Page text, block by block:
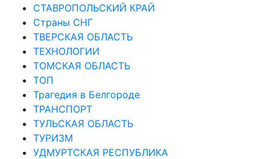
СТАВРОПОЛЬСКИЙ КРАЙ
Страны СНГ
ТВЕРСКАЯ ОБЛАСТЬ
ТЕХНОЛОГИИ
ТОМСКАЯ ОБЛАСТЬ
ТОП
Трагедия в Белгороде
ТРАНСПОРТ
ТУЛЬСКАЯ ОБЛАСТЬ
ТУРИЗМ
УДМУРТСКАЯ РЕСПУБЛИКА